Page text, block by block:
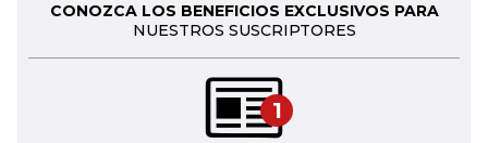
CONOZCA LOS BENEFICIOS EXCLUSIVOS PARA
NUESTROS SUSCRIPTORES
1